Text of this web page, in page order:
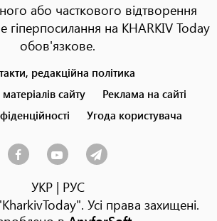
або часткового відтворення
гіперпосилання на KHARKIV Today
обов'язкове.
редакційна політика
сайту
Реклама на сайті
Угода користувача
УКР| РУС
Усі права захищені.